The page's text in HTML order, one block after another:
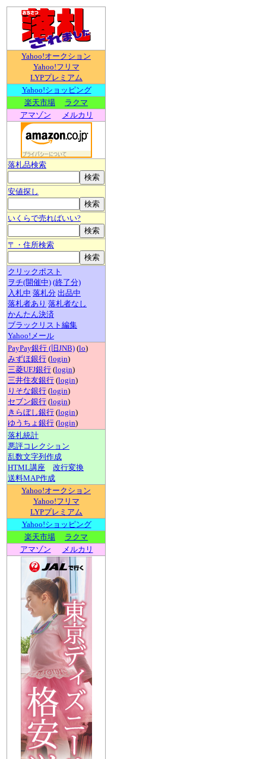
Yahoo!オークション
Yahoo!フリマ
LYPプレミアム
Yahoo!ショッピング
楽天市場
ラクマ
アマゾン
メルカリ
落札品検索
安値探し
いくらで売ればいい?
〒・住所検索
クリックポスト
ヲチ(開催中) (終了分)
入札中 落札分 出品中
落札者あり 落札者なし
かんたん決済
ブラックリスト編集
Yahoo!メール
PayPay銀行 (旧JNB) (lo)
みずほ銀行 (login)
三菱UFJ銀行 (login)
三井住友銀行 (login)
りそな銀行 (login)
セブン銀行 (login)
きらぼし銀行 (login)
ゆうちょ銀行 (login)
落札統計
悪評コレクション
乱数文字列作成
HTML講座
改行変換
送料MAP作成
Yahoo!オークション
Yahoo!フリマ
LYPプレミアム
Yahoo!ショッピング
楽天市場
ラクマ
アマゾン
メルカリ